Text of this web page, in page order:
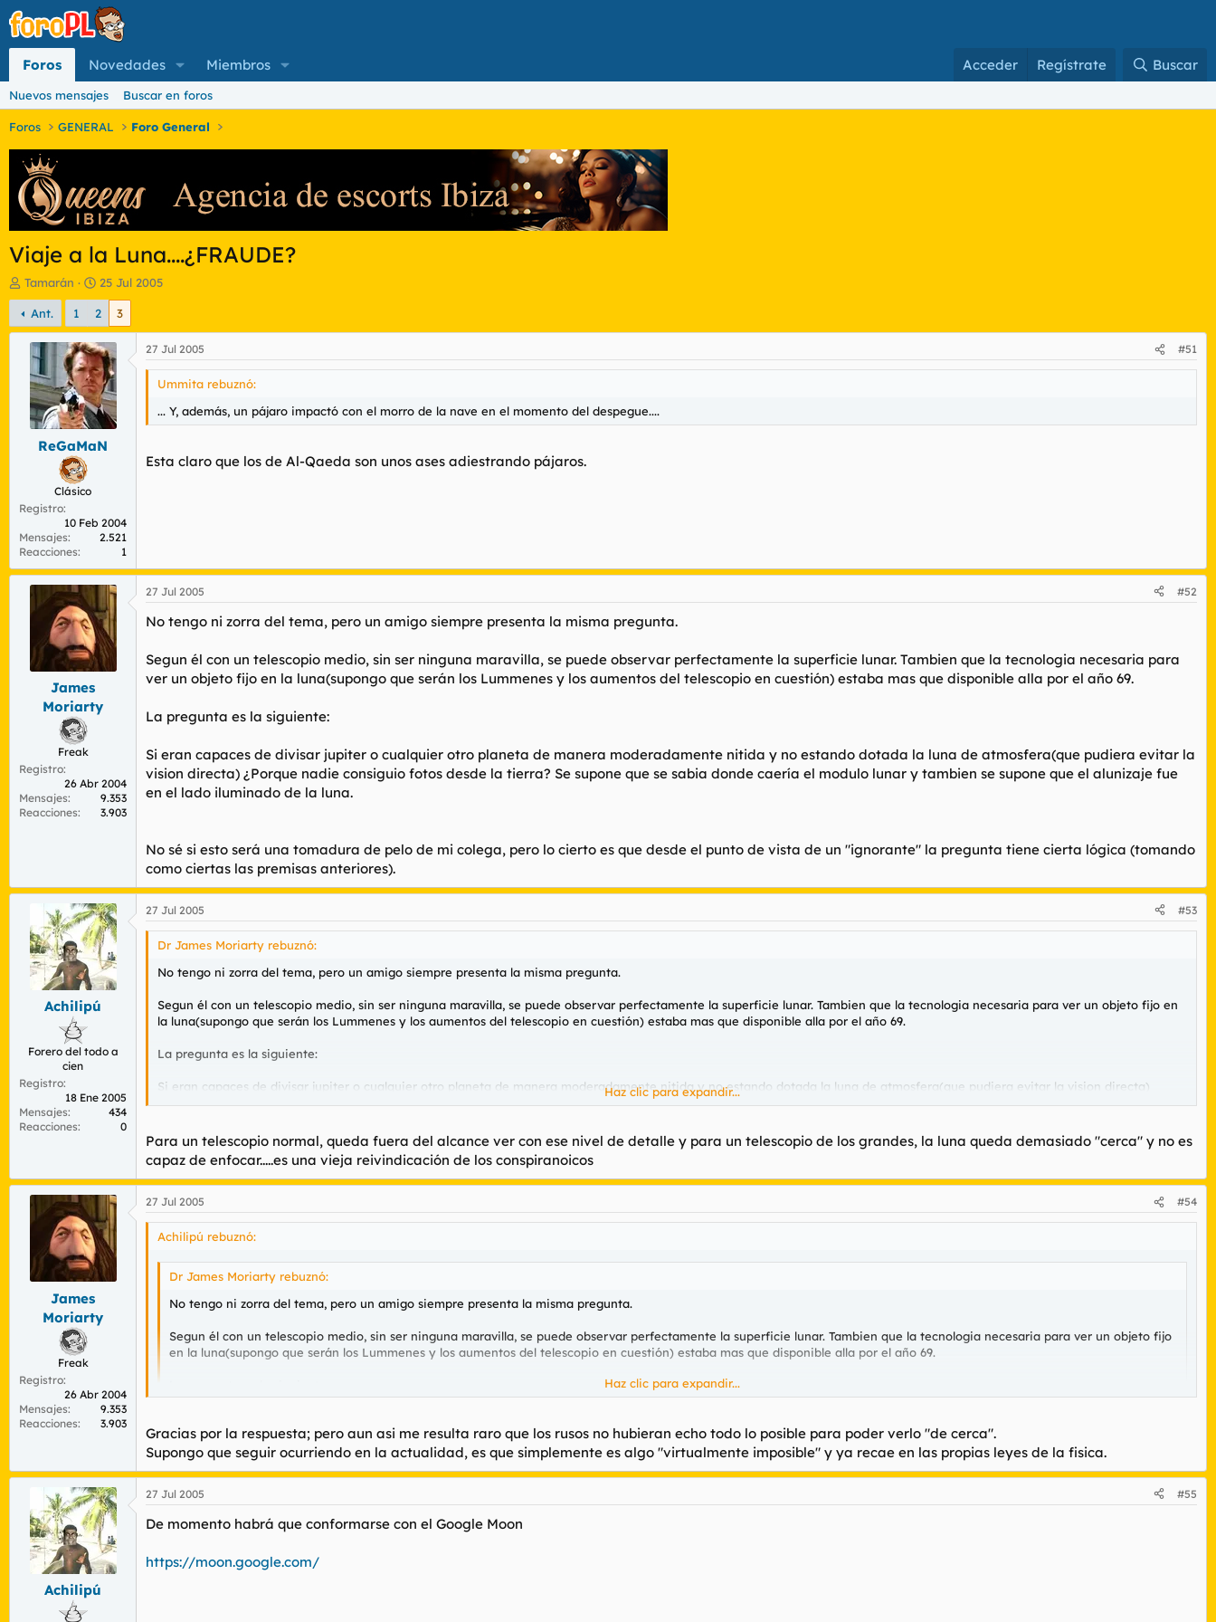
Foros Novedades Miembros Acceder Regístrate Buscar
Nuevos mensajes Buscar en foros
Foros GENERAL Foro General
Viaje a la Luna....¿FRAUDE?
I
n
i
c
d
o
d
m
Tamarán
F
e
c
h
a
d
e
i
n
i
c
25 Jul 2005
Ant. 1 2 3
ReGaMaN
Clásico
Registro
10 Feb 2004
Mensajes
2.521
Reacciones
1
27 Jul 2005 #51
Ummita rebuznó:
... Y, además, un pájaro impactó con el morro de la nave en el momento del despegue....
Esta claro que los de Al-Qaeda son unos ases adiestrando pájaros.
James
Moriarty
Freak
Registro
26 Abr 2004
Mensajes
9.353
Reacciones
3.903
27 Jul 2005 #52
No tengo ni zorra del tema, pero un amigo siempre presenta la misma pregunta.
Segun él con un telescopio medio, sin ser ninguna maravilla, se puede observar perfectamente la superficie lunar. Tambien que la tecnologia necesaria para
ver un objeto fijo en la luna(supongo que serán los Lummenes y los aumentos del telescopio en cuestión) estaba mas que disponible alla por el año 69.
La pregunta es la siguiente:
Si eran capaces de divisar jupiter o cualquier otro planeta de manera moderadamente nitida y no estando dotada la luna de atmosfera(que pudiera evitar la
vision directa) ¿Porque nadie consiguio fotos desde la tierra? Se supone que se sabia donde caería el modulo lunar y tambien se supone que el alunizaje fue
en el lado iluminado de la luna.
No sé si esto será una tomadura de pelo de mi colega, pero lo cierto es que desde el punto de vista de un "ignorante" la pregunta tiene cierta lógica (tomando
como ciertas las premisas anteriores).
Achilipú
Forero del todo a
cien
Registro
18 Ene 2005
Mensajes
434
Reacciones
0
27 Jul 2005 #53
Dr James Moriarty rebuznó:
No tengo ni zorra del tema, pero un amigo siempre presenta la misma pregunta.
Segun él con un telescopio medio, sin ser ninguna maravilla, se puede observar perfectamente la superficie lunar. Tambien que la tecnologia necesaria para ver un objeto fijo en
la luna(supongo que serán los Lummenes y los aumentos del telescopio en cuestión) estaba mas que disponible alla por el año 69.
La pregunta es la siguiente:
Si eran capaces de divisar jupiter o cualquier otro planeta de manera moderadamente nitida y no estando dotada la luna de atmosfera(que pudiera evitar la vision directa)
¿Porque nadie consiguio fotos desde la tierra? Se supone que se sabia donde caería el modulo lunar y tambien se supone que el alunizaje fue en el lado iluminado de la luna.
No sé si esto será una tomadura de pelo de mi colega, pero lo cierto es que desde el punto de vista de un "ignorante" la pregunta tiene cierta lógica (tomando como ciertas las
premisas anteriores).
Haz clic para expandir...
Para un telescopio normal, queda fuera del alcance ver con ese nivel de detalle y para un telescopio de los grandes, la luna queda demasiado "cerca" y no es
capaz de enfocar.....es una vieja reivindicación de los conspiranoicos
James
Moriarty
Freak
Registro
26 Abr 2004
Mensajes
9.353
Reacciones
3.903
27 Jul 2005 #54
Achilipú rebuznó:
Dr James Moriarty rebuznó:
No tengo ni zorra del tema, pero un amigo siempre presenta la misma pregunta.
Segun él con un telescopio medio, sin ser ninguna maravilla, se puede observar perfectamente la superficie lunar. Tambien que la tecnologia necesaria para ver un objeto fijo
en la luna(supongo que serán los Lummenes y los aumentos del telescopio en cuestión) estaba mas que disponible alla por el año 69.
¿Porque nadie consiguio fotos desde la tierra? Se supone que se sabia donde caería el modulo lunar y tambien se supone que el alunizaje fue en el lado iluminado de la luna.
No sé si esto será una tomadura de pelo de mi colega, pero lo cierto es que desde el punto de vista de un "ignorante" la pregunta tiene cierta lógica (tomando como ciertas
las premisas anteriores).
Haz clic para expandir...
Gracias por la respuesta; pero aun asi me resulta raro que los rusos no hubieran echo todo lo posible para poder verlo "de cerca".
Supongo que seguir ocurriendo en la actualidad, es que simplemente es algo "virtualmente imposible" y ya recae en las propias leyes de la fisica.
Achilipú
27 Jul 2005 #55
De momento habrá que conformarse con el Google Moon
https://moon.google.com/